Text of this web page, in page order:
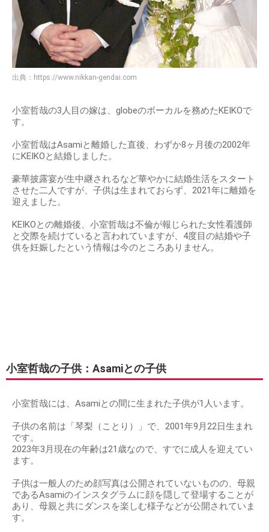
出典： https://www.nikkan-gendai.com
小室哲哉の3人目の嫁は、globeのボーカルを務めたKEIKOで
す。
小室哲哉はAsamiと離婚した直後、わずか8ヶ月後の2002年
にKEIKOと結婚しました。
豪華披露宴が生中継されるなど華やかに結婚生活をスタート
させた二人ですが、子供は生まれておらず、2021年に離婚を
迎えました。
KEIKOとの離婚後、小室哲哉は不倫が報じられた女性看護師
と交際を続けていると言われていますが、4度目の結婚や子
供を妊娠したという情報は今のところありません。
小室哲哉の子供：Asamiとの子供
小室哲哉には、Asamiとの間に生まれた子供が1人います。
子供の名前は「琴梨（ことり）」で、2001年9月22日生まれ
です。
2023年3月現在の年齢は21歳なので、すでに成人を迎えてい
ます。
子供は一般人のため顔写真は公開されていないものの、母親
であるAsamiのインスタグラムに顔を隠して登場することが
あり、母親と共にダンスを楽しむ様子などが公開されていま
す。